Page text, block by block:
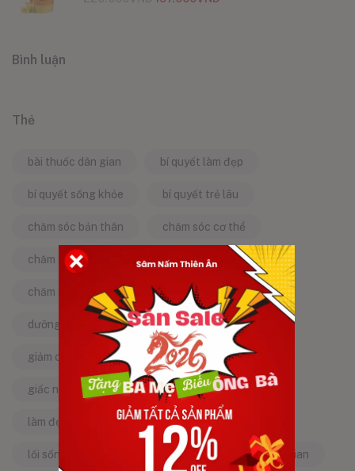
Bình luận
Thẻ
bài thuốc dân gian bí quyết làm đẹp
bí quyết sống khỏe bí quyết trẻ lâu
chăm sóc bản thân chăm sóc cơ thể
chăm sóc da chăm sóc sức khỏe
chăm sóc sức khỏe tự nhiên chống lão hóa
dưỡng da tự nhiên dưỡng sinh
giảm căng thẳng giảm stress
giấc ngủ ngon kinh nghiệm dân gian
làm đẹp từ bên trong làm đẹp tự nhiên
lối sống lành mạnh mật ong mẹo dân gian